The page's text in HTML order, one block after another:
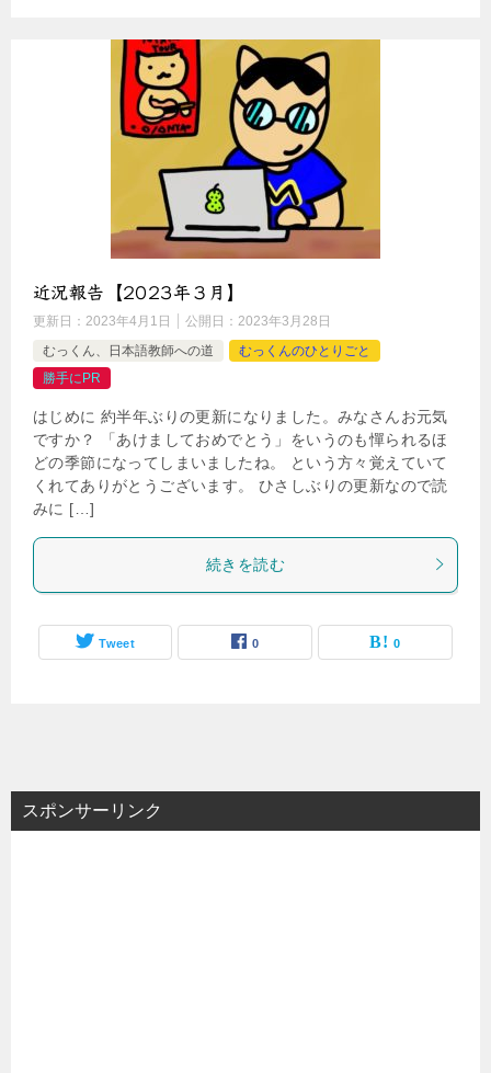
近況報告【2023年３月】
更新日： 2023年4月1日 公開日： 2023年3月28日
むっくん、日本語教師への道
むっくんのひとりごと
勝手にPR
はじめに 約半年ぶりの更新になりました。みなさんお元気
ですか？ 「あけましておめでとう」をいうのも憚られるほ
どの季節になってしまいましたね。 という方々覚えていて
くれてありがとうございます。 ひさしぶりの更新なので読
みに […]
続きを読む
Tweet 0 0
スポンサーリンク